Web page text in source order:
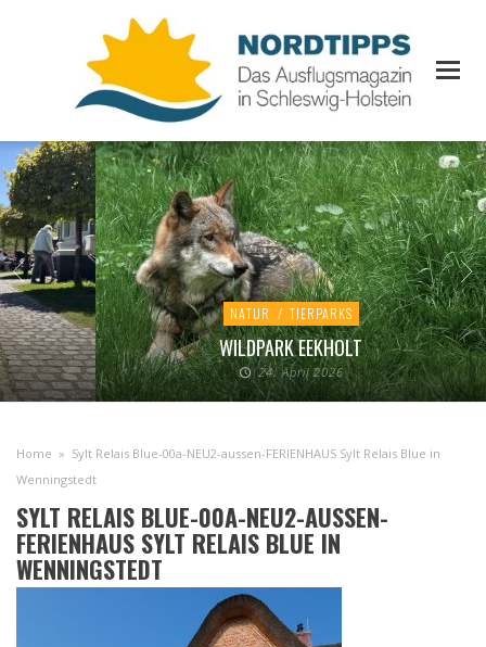
NATUR / TIERPARKS
WILDPARK EEKHOLT
24. April 2026
Home » Sylt Relais Blue-00a-NEU2-aussen-FERIENHAUS Sylt Relais Blue in
Wenningstedt
SYLT RELAIS BLUE-00A-NEU2-AUSSEN-
FERIENHAUS SYLT RELAIS BLUE IN
WENNINGSTEDT